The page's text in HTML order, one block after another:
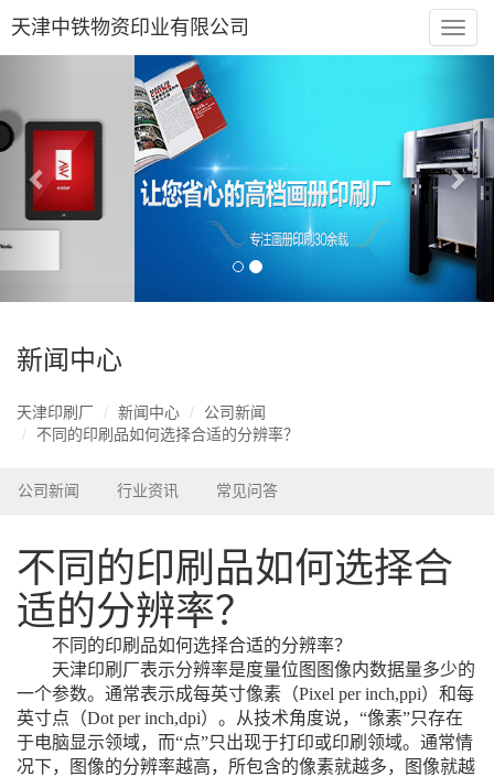
Toggle
天津中铁物资印业有限公司
Tianjin Zhongtie Material Printing Co. Ltd
新闻中心
天津印刷厂 新闻中心
公司新闻
不同的印刷品如何选择合适的分辨率？
公司新闻 行业资讯 常见问答
不同的印刷品如何选择合
适的分辨率？
不同的印刷品如何选择合适的分辨率？
天津印刷厂表示分辨率是度量位图图像内数据量多少的
一个参数。通常表示成每英寸像素（Pixel per inch,ppi）和每
英寸点（Dot per inch,dpi）。从技术角度说，“像素”只存在
于电脑显示领域，而“点”只出现于打印或印刷领域。通常情
况下，图像的分辨率越高，所包含的像素就越多，图像就越